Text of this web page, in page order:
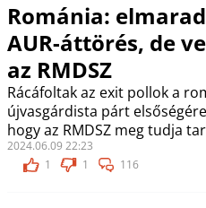
Románia:
AUR-áttörés, de
az RMDSZ
Rácáfoltak az exit pollok a
újvasgárdista párt
hogy az RMDSZ meg tudja
2024.06.09 22:23
1
1 116